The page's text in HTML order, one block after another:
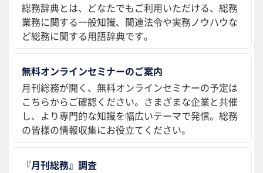
総務辞典とは、どなたでもご利用いただける、総務
業務に関する一般知識、関連法令や実務ノウハウな
ど総務に関する用語辞典です。
無料オンラインセミナーのご案内
月刊総務が開く、無料オンラインセミナーの予定は
こちらからご確認ください。さまざまな企業と共催
し、より専門的な知識を幅広いテーマで発信。総務
の皆様の情報収集にお役立てください。
『月刊総務』調査